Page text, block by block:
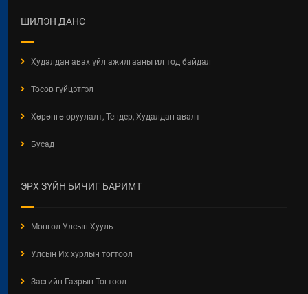
ШИЛЭН ДАНС
Худалдан авах үйл ажилгааны ил тод байдал
Төсөв гүйцэтгэл
Хөрөнгө оруулалт, Тендер, Худалдан авалт
Бусад
ЭРХ ЗҮЙН БИЧИГ БАРИМТ
Монгол Улсын Хууль
Улсын Их хурлын тогтоол
Засгийн Газрын Тогтоол